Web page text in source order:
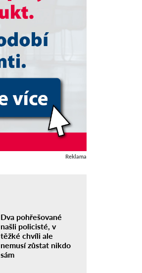
Reklama
Dva pohřešované
našli policisté, v
těžké chvíli ale
nemusí zůstat nikdo
sám